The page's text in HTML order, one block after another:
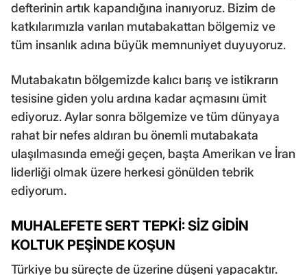
defterinin artık kapandığına inanıyoruz. Bizim de
katkılarımızla varılan mutabakattan bölgemiz ve
tüm insanlık adına büyük memnuniyet duyuyoruz.
Mutabakatın bölgemizde kalıcı barış ve istikrarın
tesisine giden yolu ardına kadar açmasını ümit
ediyoruz. Aylar sonra bölgemize ve tüm dünyaya
rahat bir nefes aldıran bu önemli mutabakata
ulaşılmasında emeği geçen, başta Amerikan ve İran
liderliği olmak üzere herkesi gönülden tebrik
ediyorum.
MUHALEFETE SERT TEPKİ: SİZ GİDİN
KOLTUK PEŞİNDE KOŞUN
Türkiye bu süreçte de üzerine düşeni yapacaktır.